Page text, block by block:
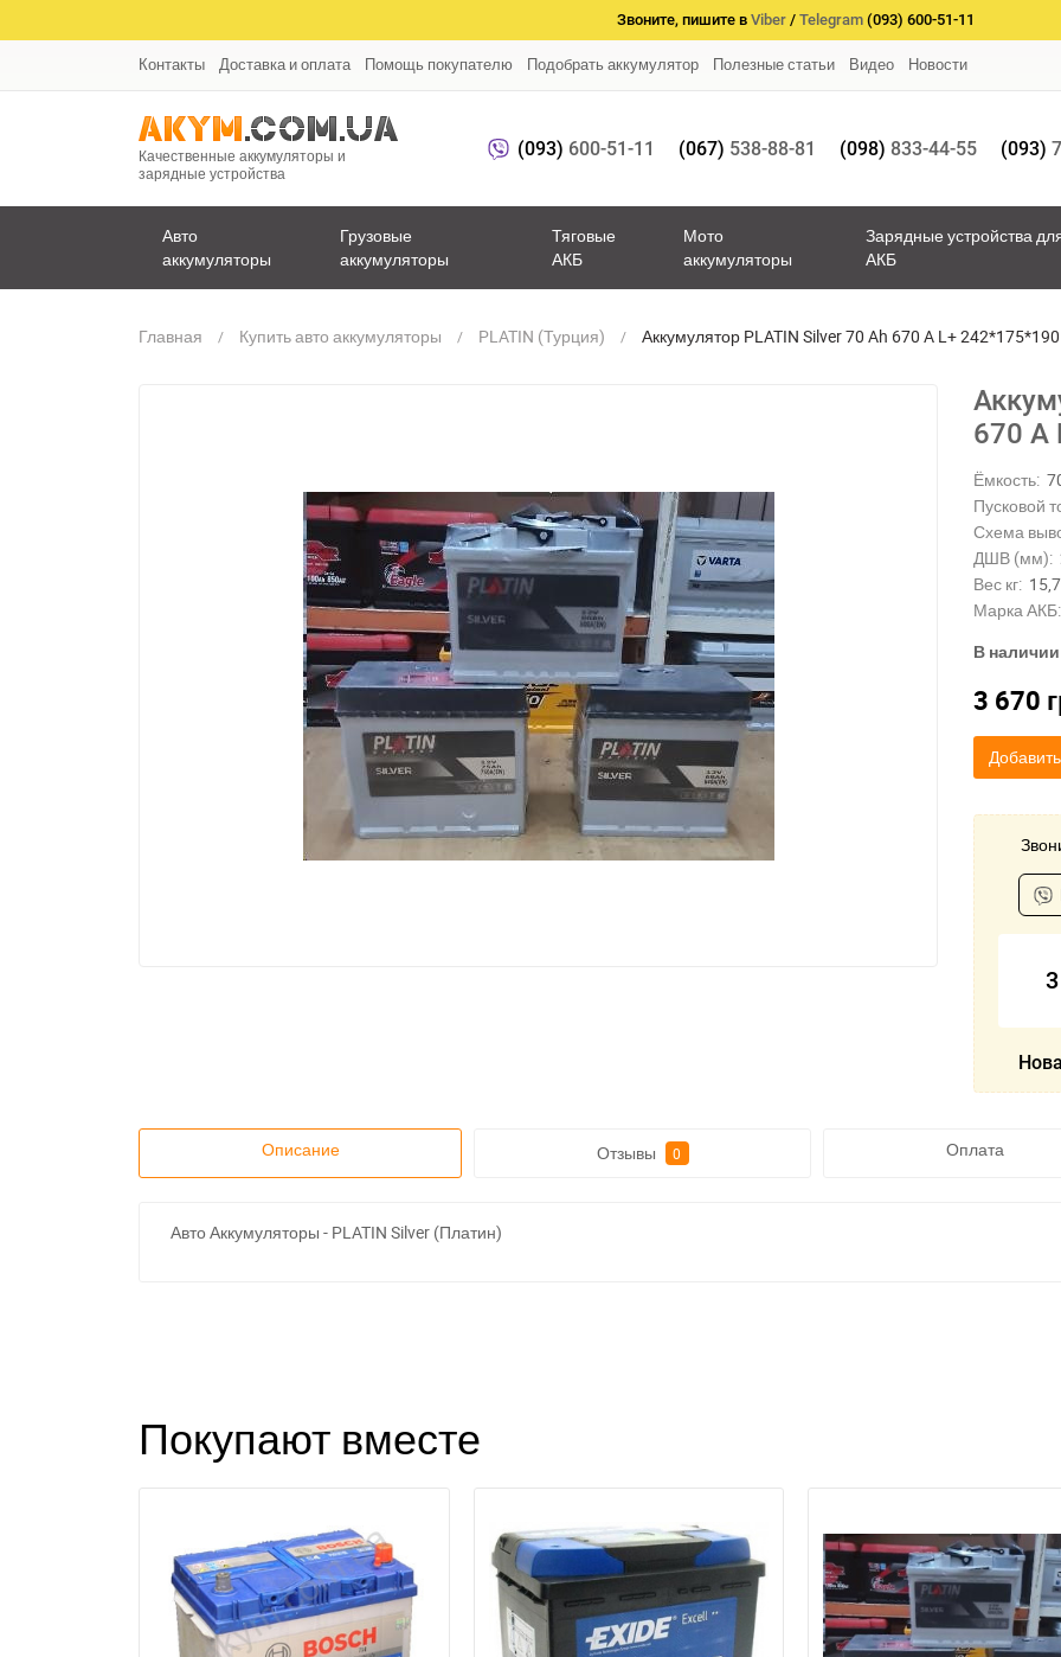
Звоните, пишите в Viber / Telegram (093) 600-51-11
Контакты Доставка и оплата Помощь покупателю Подобрать аккумулятор Полезные статьи Видео Новости
Качественные аккумуляторы и
зарядные устройства
(093) 600-51-11 (067) 538-88-81 (098) 833-44-55 (093)
Авто
аккумуляторы
Грузовые
аккумуляторы
Тяговые
АКБ
Мото
аккумуляторы
Зарядные устройства
АКБ
Главная Купить авто аккумуляторы PLATIN (Турция) Аккумулятор PLATIN Silver 70 Ah 670 A L+ 242*175*190
670 A
Ёмкость:
Пусковой
Схема
ДШВ (мм):
Вес кг:
Марка АКБ:
В наличии
3 670
Описание Отзывы 0 Оплата
Авто Аккумуляторы - PLATIN Silver (Платин)
Покупают вместе